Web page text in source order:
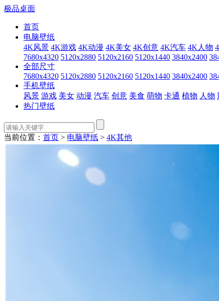
极品桌面
首页
电脑壁纸
4K风景 4K游戏 4K动漫 4K美女 4K创意 4K汽车 4K人物
7680x4320 5120x2880 5120x2160 5120x1440 3840x2400
全部尺寸
7680x4320 5120x2880 5120x2160 5120x1440 3840x2400
手机壁纸
风景 游戏 美女 动漫 汽车 创意 美食 萌物 卡通 植物 人物
热门壁纸
当前位置： 首页 > 电脑壁纸 > 4K其他